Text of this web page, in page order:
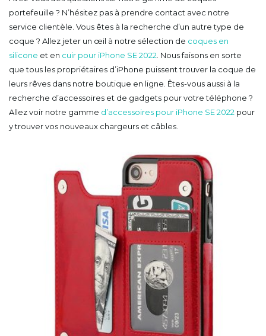
portefeuille ? N’hésitez pas à prendre contact avec notre
service clientèle. Vous êtes à la recherche d’un autre type de
coque ? Allez jeter un œil à notre sélection de coques en
silicone et en cuir pour iPhone SE 2022 . Nous faisons en sorte
que tous les propriétaires d’iPhone puissent trouver la coque de
leurs rêves dans notre boutique en ligne. Êtes-vous aussi à la
recherche d’accessoires et de gadgets pour votre téléphone ?
Allez voir notre gamme d’accessoires pour iPhone SE 2022 pour
y trouver vos nouveaux chargeurs et câbles.